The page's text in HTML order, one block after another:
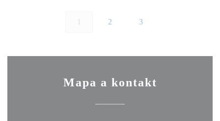
1 2 3
Mapa a kontakt